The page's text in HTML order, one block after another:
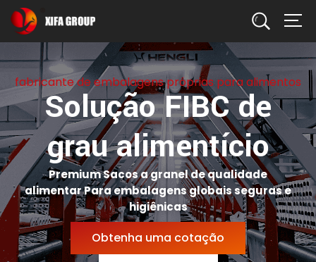
Procurar
fabricante de embalagens próprias para alimentos
Solução FIBC de
grau alimentício
PremiumSacos a granel de qualidade
alimentarPara embalagens globais seguras e
higiênicas
Obtenha uma cotação